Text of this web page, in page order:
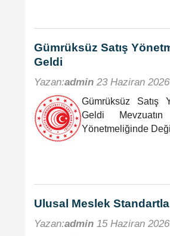
Gümrüksüz Satış
Geldi
Yazan:admin 23 Haziran 2026
Gümrüksüz Satış
Geldi
Yönetmeliğinde
Ulusal Meslek
Yazan:admin 15 Haziran 2026